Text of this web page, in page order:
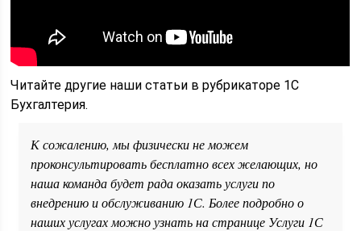
Читайте другие наши статьи в рубрикаторе 1С
Бухгалтерия.
К сожалению, мы физически не можем
проконсультировать бесплатно всех желающих, но
наша команда будет рада оказать услуги по
внедрению и обслуживанию 1С. Более подробно о
наших услугах можно узнать на странице Услуги 1С